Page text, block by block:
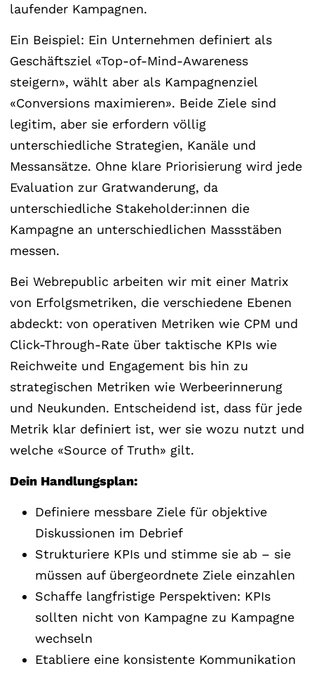
laufender Kampagnen.
Ein Beispiel: Ein Unternehmen definiert als
Geschäftsziel «Top-of-Mind-Awareness
steigern», wählt aber als Kampagnenziel
«Conversions maximieren». Beide Ziele sind
legitim, aber sie erfordern völlig
unterschiedliche Strategien, Kanäle und
Messansätze. Ohne klare Priorisierung wird jede
Evaluation zur Gratwanderung, da
unterschiedliche Stakeholder:innen die
Kampagne an unterschiedlichen Massstäben
messen.
Bei Webrepublic arbeiten wir mit einer Matrix
von Erfolgsmetriken, die verschiedene Ebenen
abdeckt: von operativen Metriken wie CPM und
Click-Through-Rate über taktische KPIs wie
Reichweite und Engagement bis hin zu
strategischen Metriken wie Werbeerinnerung
und Neukunden. Entscheidend ist, dass für jede
Metrik klar definiert ist, wer sie wozu nutzt und
welche «Source of Truth» gilt.
Dein Handlungsplan:
Definiere messbare Ziele für objektive
Diskussionen im Debrief
Strukturiere KPIs und stimme sie ab – sie
müssen auf übergeordnete Ziele einzahlen
Schaffe langfristige Perspektiven: KPIs
sollten nicht von Kampagne zu Kampagne
wechseln
Etabliere eine konsistente Kommunikation